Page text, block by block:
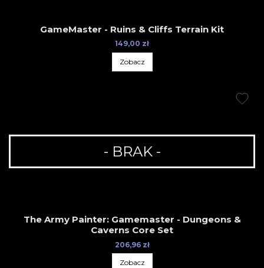
GameMaster - Ruins & Cliffs Terrain Kit
149,00 zł
Zobacz
- BRAK -
The Army Painter: Gamemaster - Dungeons &
Caverns Core Set
206,96 zł
Zobacz